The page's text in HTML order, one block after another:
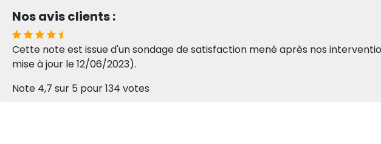
Nos avis clients :
Cette note est issue d'un sondage de satisfaction mené après nos
mise à jour le 12/06/2023).
Note 4,7 sur 5 pour134 votes